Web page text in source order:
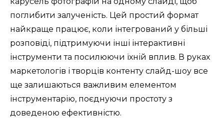
поглибити залученість. Цей простий формат
найкраще працює, коли інтегрований у більші
розповіді, підтримуючи інші інтерактивні
інструменти та посилюючи їхній вплив. В руках
маркетологів і творців контенту слайд-шоу все
ще залишаються важливим елементом
інструментарію, поєднуючи простоту з
доведеною ефективністю.